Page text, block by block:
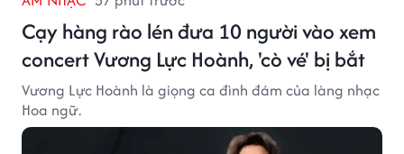
Cạy hàng rào lén đưa 10 người vào xem
concert Vương Lực Hoành, 'cò vé' bị bắt
Vương Lực Hoành là giọng ca đình đám của làng nhạc
Hoa ngữ.